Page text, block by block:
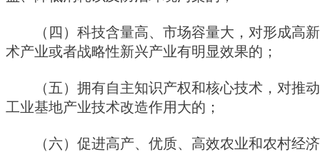
（四）科技含量高、市场容量大，对形成高
术产业或者战略性新兴产业有明显效果的；
（五）拥有自主知识产权和核心技术，对推
工业基地产业技术改造作用大的；
（六）促进高产、优质、高效农业和农村经